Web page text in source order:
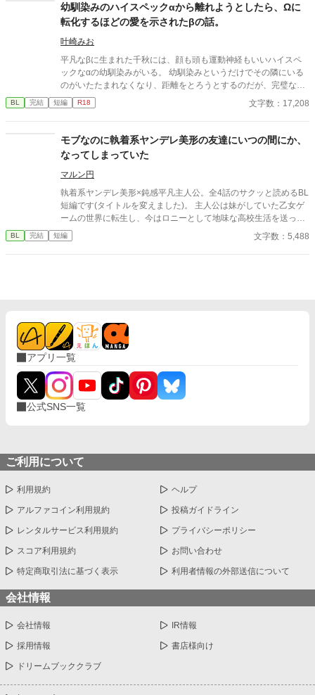
幼馴染みのハイスペックαから離れようとしたら、Ωに
転化するほどの愛を示されたβの話。
叶崎みお
平凡なβに生まれた千秋には、顔も頭も運動神経もいいハイスペ
ックなαの幼馴染みがいる。 幼馴染みというだけでその隣にいる
のがいたたまれなくなり、距離をとろうとするのだが、完璧なα
として周りから期待を集める幼馴染みαは「失敗できないから練
習に付き合って」と千秋を頼ってきた。 大事な幼馴染みの願いな
幼馴染みαの執着により、βから転化し後天性Ωになる話です。両
片想いのハピエンです。 他サイト様にも投稿しております。
BL 完結 短編 R18 文字数：17,208
モブなのに執着系ヤンデレ美形の友達にいつの間にか、
なってしまっていた
マルン円
執着系ヤンデレ美形×鈍感平凡主人公。全4話のサクッと読めるBL
短編です(タイトルを変えました)。 主人公は妹がしていた乙女ゲ
ームの世界に転生し、今はロニーとして地味な高校生活を送って
いる。内気なロニーが気軽に学校で話せる友達は同級生のエドだ
けで、ロニーとエドはいっしょにいることが多かった。 しかし、
BL 完結 短編 文字数：5,488
アプリ一覧
公式SNS一覧
ご利用について
利用規約 ヘルプ
アルファコイン利用規約 投稿ガイドライン
レンタルサービス利用規約 プライバシーポリシー
スコア利用規約 お問い合わせ
特定商取引法に基づく表示 利用者情報の外部送信について
会社情報
会社情報 IR情報
採用情報 書店様向け
ドリームブッククラブ